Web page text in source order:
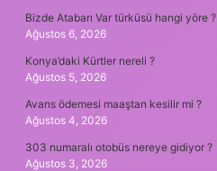
Bizde Atabarı Var türküsü hangi yöre ?
Ağustos 6, 2026
Konya’daki Kürtler nereli ?
Ağustos 5, 2026
Avans ödemesi maaştan kesilir mi ?
Ağustos 4, 2026
303 numaralı otobüs nereye gidiyor ?
Ağustos 3, 2026